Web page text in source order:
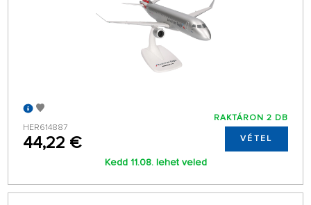
HER614887
44,22 €
RAKTÁRON 2 DB
VÉTEL
Kedd 11.08. lehet veled